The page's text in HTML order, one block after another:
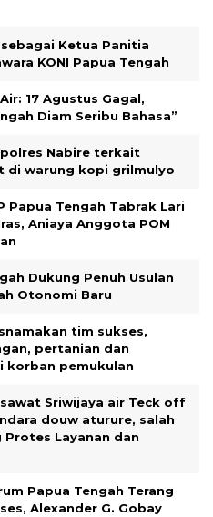
Ketua Panitia
KONI Papua Tengah
17 Agustus Gagal,
Diam Seribu Bahasa”
Nabire terkait
di warung kopi grilmulyo
Papua Tengah Tabrak Lari
Aniaya Anggota POM
Dukung Penuh Usulan
Otonomi Baru
tim sukses,
pertanian dan
korban pemukulan
Sriwijaya air Teck off
douw aturure, salah
Layanan dan
Papua Tengah Terang
Alexander G. Gobay